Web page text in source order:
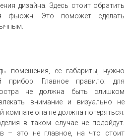
дизайна. Здесь стоит обратить
фьюжн. Это поможет сделать
помещения, ее габариты, нужно
прибор. Главное правило: для
не должна быть слишком
внимание и визуально не
она не должна потеряться.
в таком случае не подойдут.
– это не главное, на что стоит